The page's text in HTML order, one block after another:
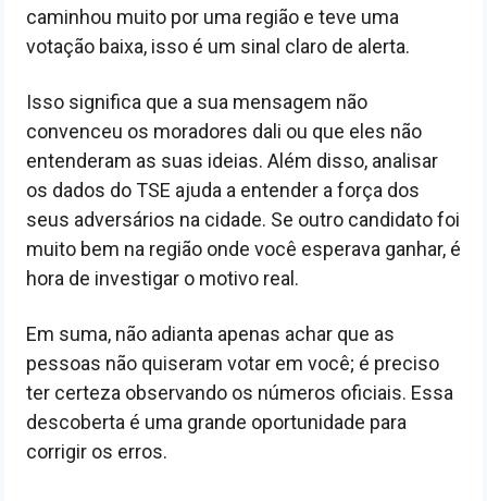
caminhou muito por uma região e teve uma
votação baixa, isso é um sinal claro de alerta.
Isso significa que a sua mensagem não
convenceu os moradores dali ou que eles não
entenderam as suas ideias. Além disso, analisar
os dados do TSE ajuda a entender a força dos
seus adversários na cidade. Se outro candidato foi
muito bem na região onde você esperava ganhar, é
hora de investigar o motivo real.
Em suma, não adianta apenas achar que as
pessoas não quiseram votar em você; é preciso
ter certeza observando os números oficiais. Essa
descoberta é uma grande oportunidade para
corrigir os erros.